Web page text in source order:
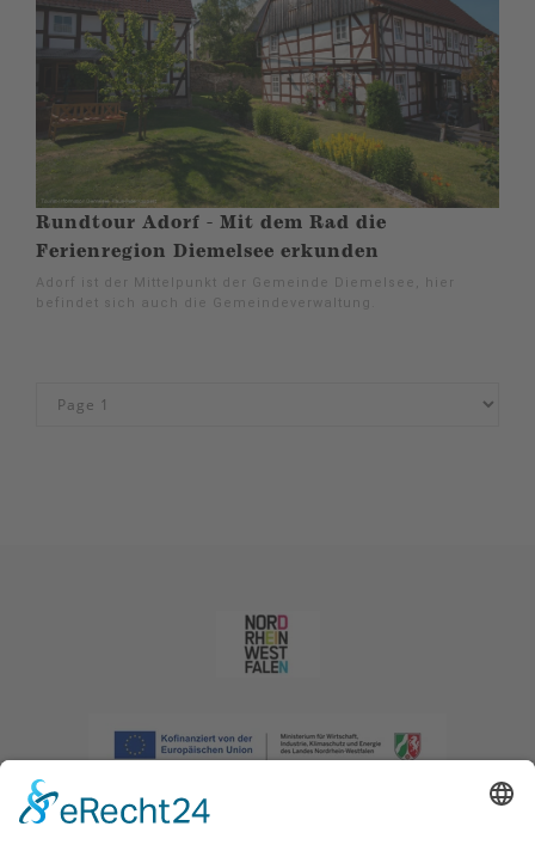
Rundtour Adorf - Mit dem Rad die
Ferienregion Diemelsee erkunden
Adorf ist der Mittelpunkt der Gemeinde Diemelsee, hier
befindet sich auch die Gemeindeverwaltung.